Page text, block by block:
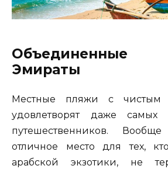
Объединенные
Эмираты
Местные пляжи с чистым
удовлетворят даже самых
путешественников.
отличное место для тех,
арабской экзотики, не